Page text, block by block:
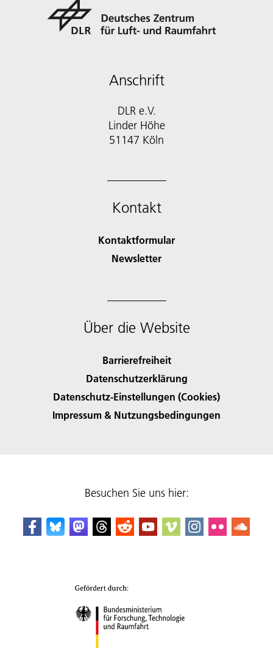
Anschrift
DLR e.V.
Linder Höhe
51147 Köln
Kontakt
Kontaktformular
Newsletter
Über die Website
Barrierefreiheit
Datenschutzerklärung
Datenschutz-Einstellungen (Cookies)
Impressum & Nutzungsbedingungen
Besuchen Sie uns hier: